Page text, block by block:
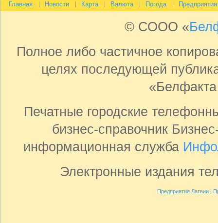
Главная Новости Карта Валюта Погода Предприятия
© СООО «
Полное либо частичное
целях последующей
Печатные городские
бизнес-справочник
информационная служба
Электронные издания
Предприятия Латвии|